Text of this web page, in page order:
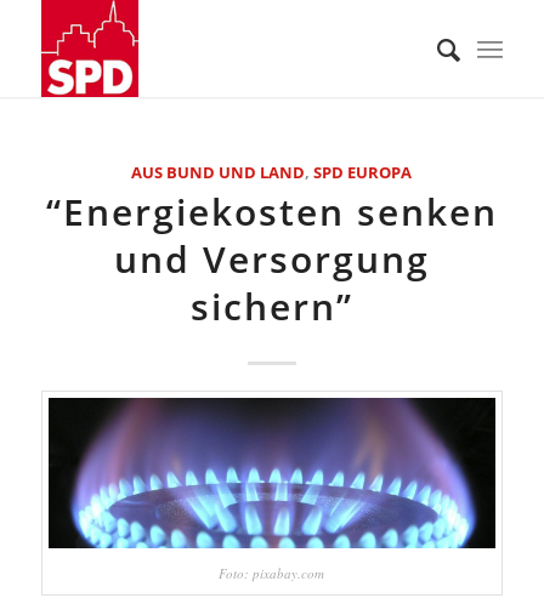
AUS BUND UND LAND,SPD EUROPA
“Energiekosten senken
und Versorgung
sichern”
Foto: pixabay.com